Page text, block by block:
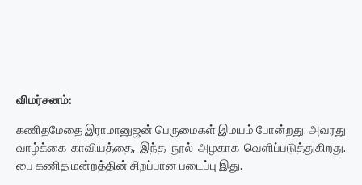
விமர்சனம்:
கணிதமேதை இராமானுஜன் பெருமைகள் இமயம் போன்றது. அவரது
வாழ்க்கை காவியத்தை, இந்த நூல் அழகாக வெளிப்படுத்துகிறது.
பை கணித மன்றத்தின் சிறப்பான படைப்பு இது.